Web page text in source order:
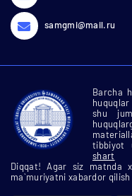
samgmi@mail.ru
Barcha
shu
tibbiyot
shart
Diqqat! Agar siz matnda
ma`muriyatni xabardor